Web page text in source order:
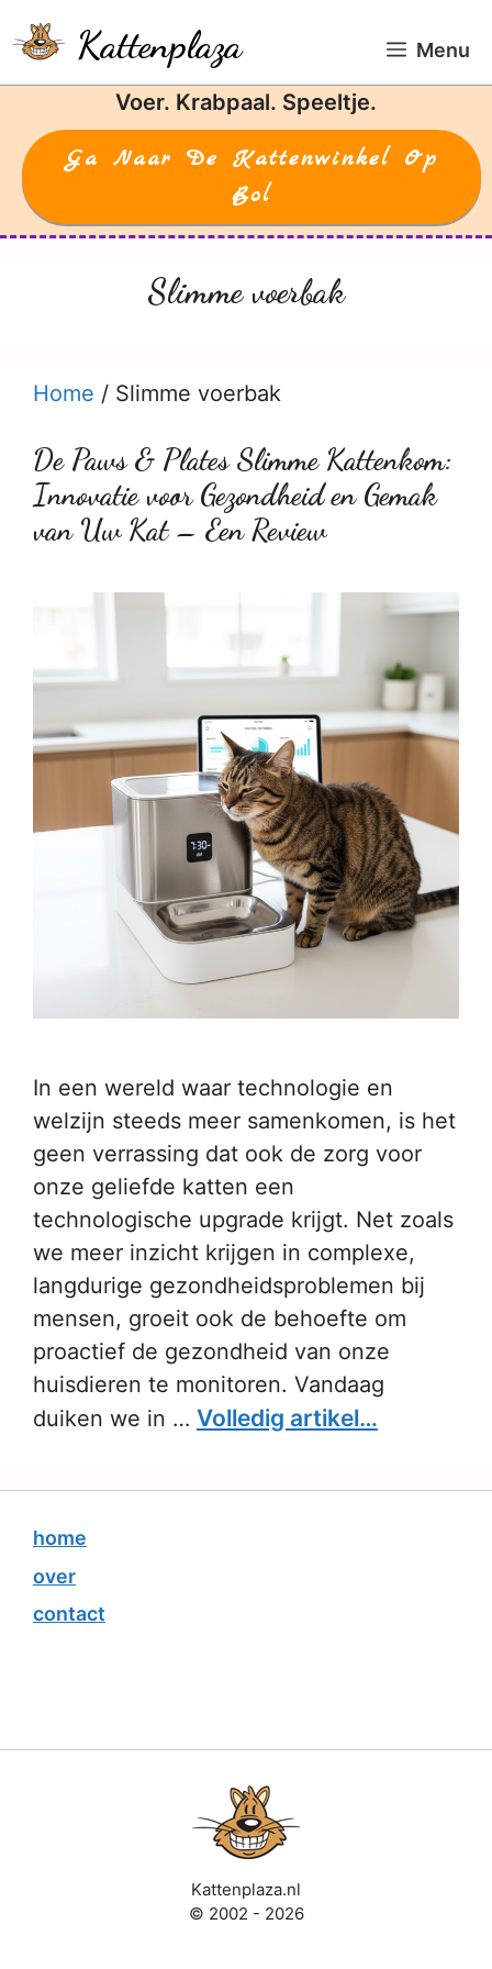
naar
de
Kattenplaza Menu
Voer. Krabpaal. Speeltje.
Ga Naar De Kattenwinkel Op
Bol
Slimme voerbak
Home / Slimme voerbak
De Paws & Plates Slimme Kattenkom:
Innovatie voor Gezondheid en Gemak
van Uw Kat – Een Review
In een wereld waar technologie en
welzijn steeds meer samenkomen, is het
geen verrassing dat ook de zorg voor
onze geliefde katten een
technologische upgrade krijgt. Net zoals
we meer inzicht krijgen in complexe,
langdurige gezondheidsproblemen bij
mensen, groeit ook de behoefte om
proactief de gezondheid van onze
huisdieren te monitoren. Vandaag
duiken we in … Volledig artikel…
home
over
contact
Kattenplaza.nl
© 2002 - 2026